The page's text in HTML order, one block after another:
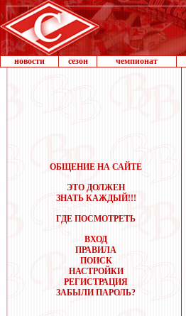
новости сезон чемпионат
ОБЩЕНИЕ НА САЙТЕ
ЭТО ДОЛЖЕН
ЗНАТЬ КАЖДЫЙ!!!
ГДЕ ПОСМОТРЕТЬ
ВХОД
ПРАВИЛА
ПОИСК
НАСТРОЙКИ
РЕГИСТРАЦИЯ
ЗАБЫЛИ ПАРОЛЬ?